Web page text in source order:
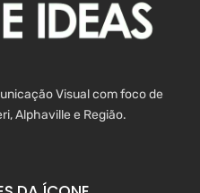
Visual com foco de
Alphaville e Região.